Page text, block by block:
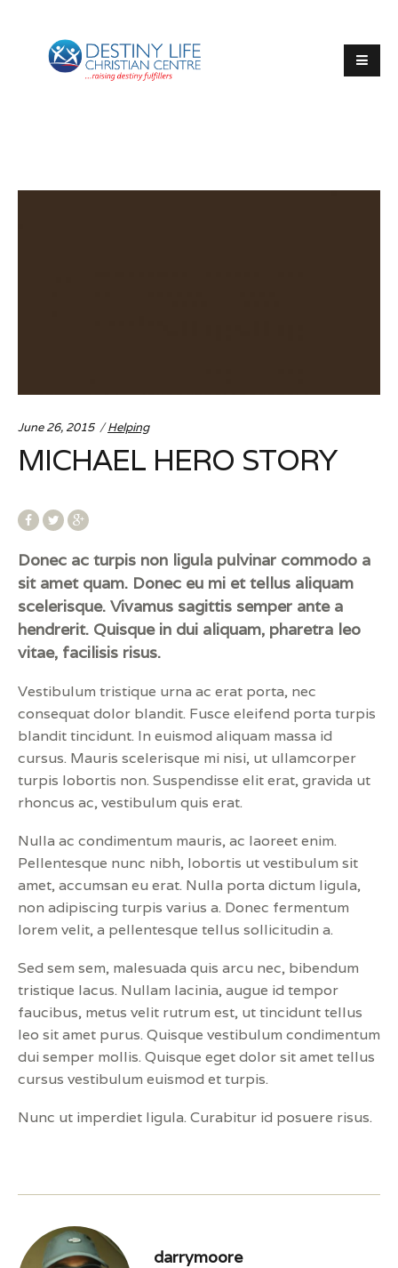
June 26, 2015 Categories:
Helping
MICHAEL HERO STORY
Donec ac turpis non ligula pulvinar commodo a
sit amet quam. Donec eu mi et tellus aliquam
scelerisque. Vivamus sagittis semper ante a
hendrerit. Quisque in dui aliquam, pharetra leo
vitae, facilisis risus.
Vestibulum tristique urna ac erat porta, nec
consequat dolor blandit. Fusce eleifend porta turpis
blandit tincidunt. In euismod aliquam massa id
cursus. Mauris scelerisque mi nisi, ut ullamcorper
turpis lobortis non. Suspendisse elit erat, gravida ut
rhoncus ac, vestibulum quis erat.
Nulla ac condimentum mauris, ac laoreet enim.
Pellentesque nunc nibh, lobortis ut vestibulum sit
amet, accumsan eu erat. Nulla porta dictum ligula,
non adipiscing turpis varius a. Donec fermentum
lorem velit, a pellentesque tellus sollicitudin a.
Sed sem sem, malesuada quis arcu nec, bibendum
tristique lacus. Nullam lacinia, augue id tempor
faucibus, metus velit rutrum est, ut tincidunt tellus
leo sit amet purus. Quisque vestibulum condimentum
dui semper mollis. Quisque eget dolor sit amet tellus
cursus vestibulum euismod et turpis.
Nunc ut imperdiet ligula. Curabitur id posuere risus.
darrymoore